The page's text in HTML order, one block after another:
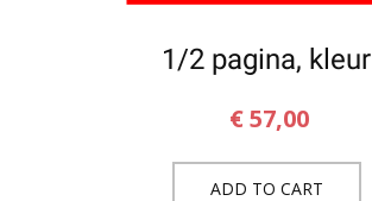
1/2 pagina, kleur
€57,00
ADD TO CART